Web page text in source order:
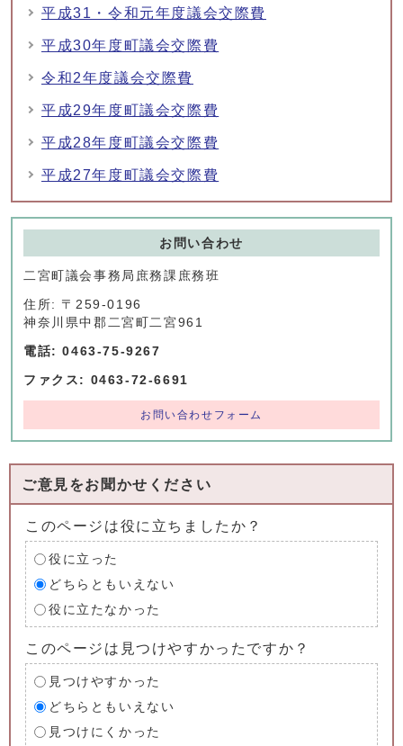
平成31・令和元年度議会交際費
平成30年度町議会交際費
令和2年度議会交際費
平成29年度町議会交際費
平成28年度町議会交際費
平成27年度町議会交際費
お問い合わせ
二宮町議会事務局庶務課庶務班
住所: 〒259-0196
神奈川県中郡二宮町二宮961
電話: 0463-75-9267
ファクス: 0463-72-6691
お問い合わせフォーム
ご意見をお聞かせください
このページは役に立ちましたか？
役に立った
どちらともいえない
役に立たなかった
このページは見つけやすかったですか？
見つけやすかった
どちらともいえない
見つけにくかった